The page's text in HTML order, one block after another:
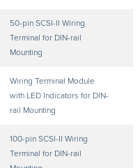
50-pin SCSI-II Wiring
Terminal for DIN-rail
Mounting
Wiring Terminal Module
with LED Indicators for DIN-
rail Mounting
100-pin SCSI-II Wiring
Terminal for DIN-rail